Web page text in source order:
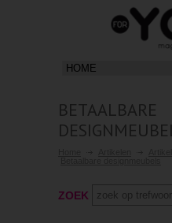
BETAALBARE
ZOEK